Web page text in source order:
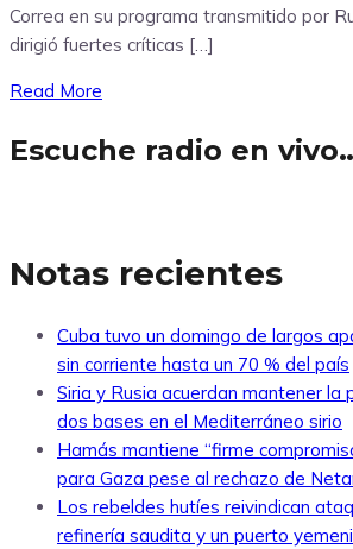
Correa en su programa transmitido por
dirigió fuertes críticas […]
Read More
Escuche radio en
Notas recientes
Cuba tuvo un domingo de largos
sin corriente hasta un 70 % del país
Siria y Rusia acuerdan mantener la
dos bases en el Mediterráneo sirio
Hamás mantiene “firme
para Gaza pese al rechazo de
Los rebeldes hutíes reivindican
refinería saudita y un puerto